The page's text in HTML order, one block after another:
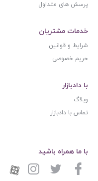
پرسش های متداول
خدمات مشتریان
شرایط و قوانین
حریم خصوصی
با دادبازار
وبلاگ
تماس با دادبازار
با ما همراه باشید